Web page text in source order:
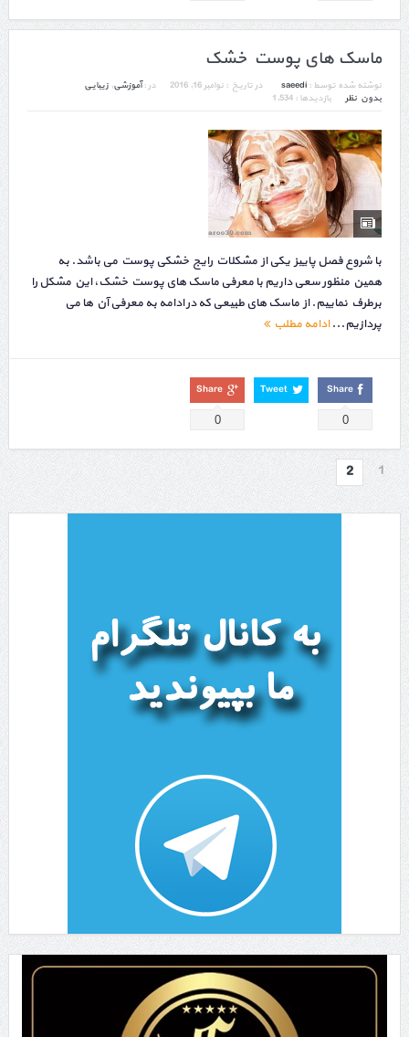
ماسک های پوست خشک
نوشته شده توسط : saeedi در تاریخ : نوامبر 16, 2016 در :آموزشی, زیبایی
بدون نظر
بازدیدها : 1,534
با شروع فصل پاییز یکی از مشکلات رایج خشکی پوست می باشد. به
همین منظور سعی داریم با معرفی ماسک های پوست خشک، این مشکل را
برطرف نماییم. از ماسک های طبیعی که در ادامه به معرفی آن ها می
پردازیم...ادامه مطلب
Share
0
Tweet
Share
0
1
2